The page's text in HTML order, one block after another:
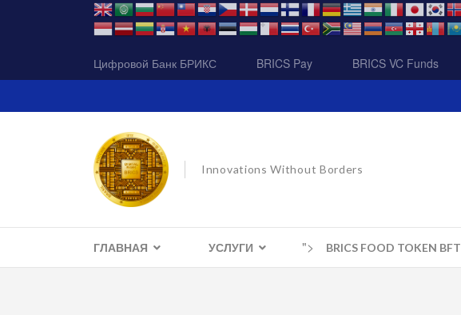
Цифровой Банк БРИКС BRICS Pay BRICS VC Funds
Innovations Without Borders
ГЛАВНАЯ УСЛУГИ "> BRICS FOOD TOKEN BFT